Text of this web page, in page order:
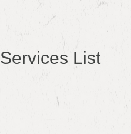
Services List